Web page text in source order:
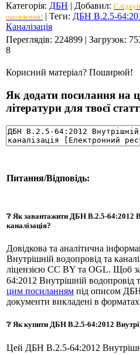
Категорія: ДБН | Добавил:
оновлення! | Теги: ДБН В.2.5-
Каналізація
Переглядів: 224899 | Загрузок:
8
Корисний матеріал? Поширюй!
Як додати посилання на
літератури для твоєї
Питання/Відповідь:
❔ Як завантажити ДБН В.2.5-64:2012
каналізація?
Довідкова та аналітична
Внутрішній водопровід та
ліцензією CC BY та OGL. Щоб
64:2012 Внутрішній водопровід
цим посиланням під описом
документи викладені в
❔ Як купити ДБН В.2.5-64:2012
Цей ДБН В.2.5-64:2012